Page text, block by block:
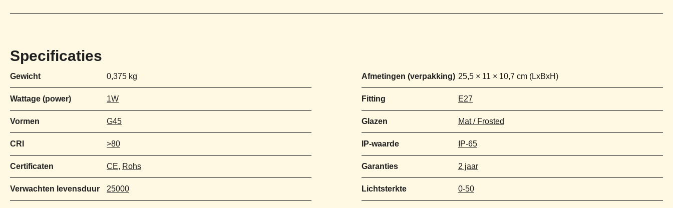
Specificaties
Gewicht 0,375 kg Afmetingen 25,5 × 11 × 10,7 cm
Wattage (power) 1W Fitting E27
Vormen G45 Glazen Mat / Frosted
CRI >80 IP-waarde IP-65
Certificaten CE, Rohs Garanties 2 jaar
Verwachten levensduur 25000 Lichtsterkte 0-50